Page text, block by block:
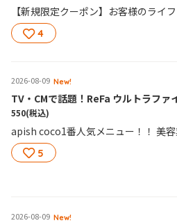
4
2026-08-09 New!
550(税込)
5
2026-08-09 New!